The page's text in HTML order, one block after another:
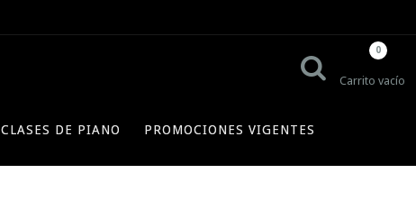
Carrito vacío
0
CLASES DE PIANO PROMOCIONES VIGENTES